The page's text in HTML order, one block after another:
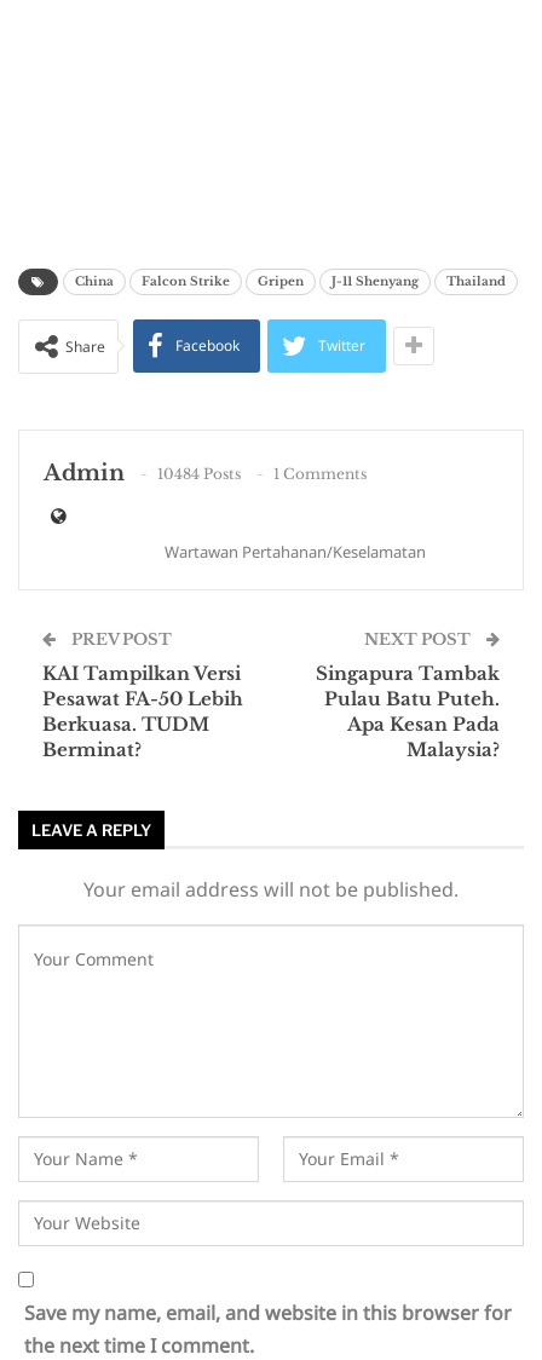
China Falcon Strike Gripen J-11 Shenyang Thailand
Share Facebook Twitter
Admin 10484 Posts 1 Comments
Wartawan Pertahanan/Keselamatan
PREV POST
KAI Tampilkan Versi
Pesawat FA-50 Lebih
Berkuasa. TUDM
Berminat?
NEXT POST
Singapura Tambak
Pulau Batu Puteh.
Apa Kesan Pada
Malaysia?
LEAVE A REPLY
Your email address will not be published.
Save my name, email, and website in this browser for
the next time I comment.